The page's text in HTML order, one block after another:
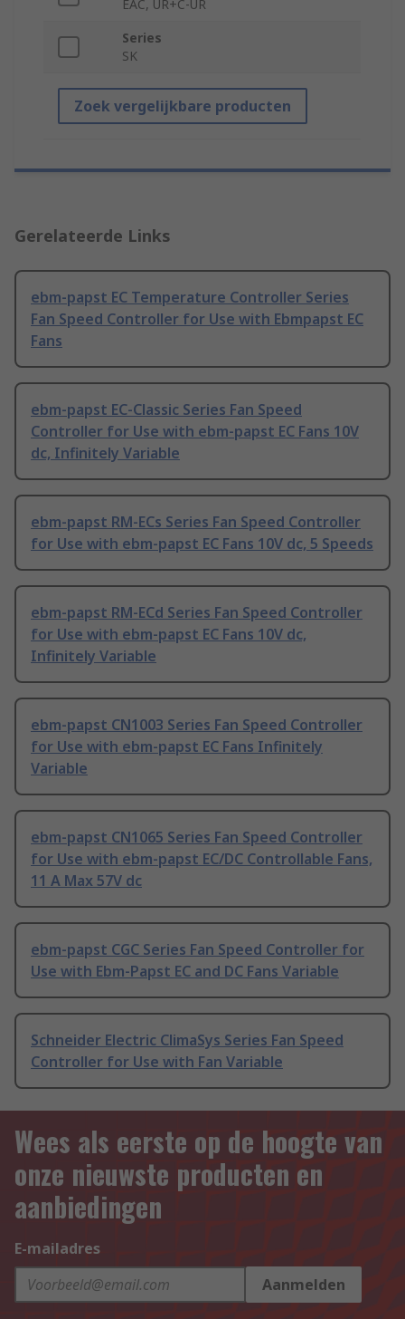
EAC, UR+C-UR
Series
SK
Zoek vergelijkbare producten
Gerelateerde Links
ebm-papst EC Temperature Controller Series
Fan Speed Controller for Use with Ebmpapst EC
Fans
ebm-papst EC-Classic Series Fan Speed
Controller for Use with ebm-papst EC Fans 10V
dc, Infinitely Variable
ebm-papst RM-ECs Series Fan Speed Controller
for Use with ebm-papst EC Fans 10V dc, 5 Speeds
ebm-papst RM-ECd Series Fan Speed Controller
for Use with ebm-papst EC Fans 10V dc,
Infinitely Variable
ebm-papst CN1003 Series Fan Speed Controller
for Use with ebm-papst EC Fans Infinitely
Variable
ebm-papst CN1065 Series Fan Speed Controller
for Use with ebm-papst EC/DC Controllable Fans,
11 A Max 57V dc
ebm-papst CGC Series Fan Speed Controller for
Use with Ebm-Papst EC and DC Fans Variable
Schneider Electric ClimaSys Series Fan Speed
Controller for Use with Fan Variable
Wees als eerste op de hoogte van
onze nieuwste producten en
aanbiedingen
E-mailadres
Aanmelden